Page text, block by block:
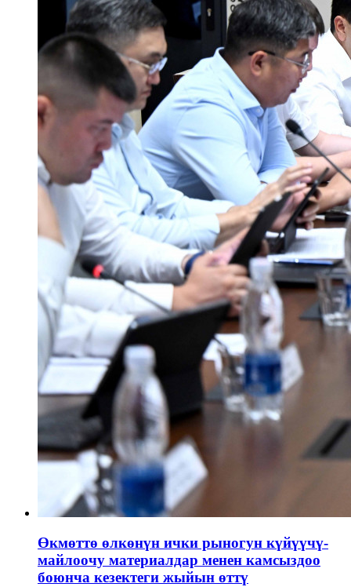
Өкмөттө өлкөнүн ички рыногун күйүүчү-
майлоочу материалдар менен камсыздоо
боюнча кезектеги жыйын өттү